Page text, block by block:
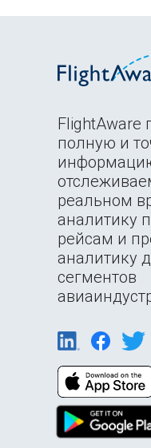
FlightAware
полную и
реальном
аналитику
рейсам и
аналитику
сегментов